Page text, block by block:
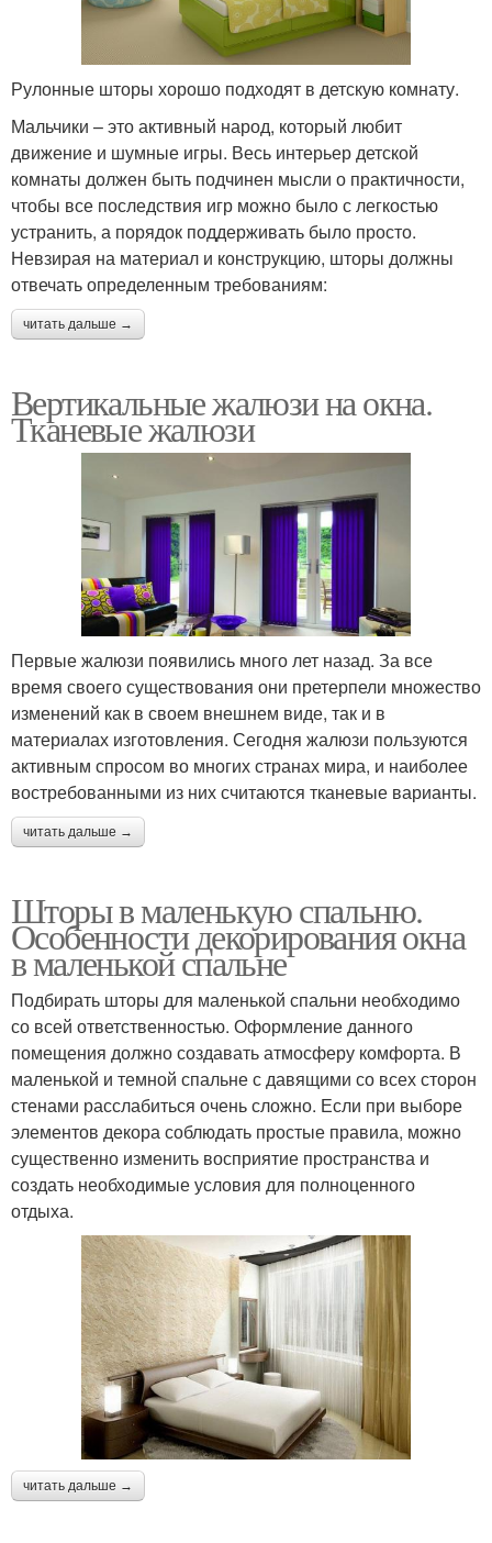
Рулонные шторы хорошо подходят в детскую комнату.
Мальчики – это активный народ, который любит
движение и шумные игры. Весь интерьер детской
комнаты должен быть подчинен мысли о практичности,
чтобы все последствия игр можно было с легкостью
устранить, а порядок поддерживать было просто.
Невзирая на материал и конструкцию, шторы должны
отвечать определенным требованиям:
читать дальше →
Вертикальные жалюзи на окна.
Тканевые жалюзи
Первые жалюзи появились много лет назад. За все
время своего существования они претерпели множество
изменений как в своем внешнем виде, так и в
материалах изготовления. Сегодня жалюзи пользуются
активным спросом во многих странах мира, и наиболее
востребованными из них считаются тканевые варианты.
читать дальше →
Шторы в маленькую спальню.
Особенности декорирования окна
в маленькой спальне
Подбирать шторы для маленькой спальни необходимо
со всей ответственностью. Оформление данного
помещения должно создавать атмосферу комфорта. В
маленькой и темной спальне с давящими со всех сторон
стенами расслабиться очень сложно. Если при выборе
элементов декора соблюдать простые правила, можно
существенно изменить восприятие пространства и
создать необходимые условия для полноценного
отдыха.
читать дальше →